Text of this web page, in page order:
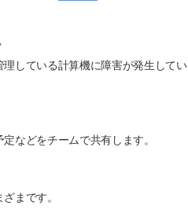
している計算機に障害が発生してい
などをチームで共有します。
まです。